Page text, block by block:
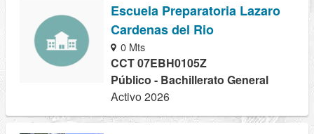
Escuela Preparatoria Lazaro
Cardenas del Rio
0 Mts
CCT 07EBH0105Z
Público - Bachillerato General
Activo 2026